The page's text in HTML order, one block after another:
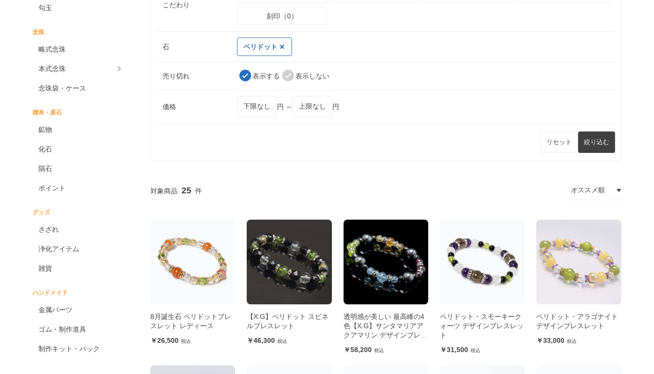
勾玉
念珠
略式念珠
本式念珠
念珠袋・ケース
標本・原石
鉱物
化石
隕石
ポイント
グッズ
さざれ
浄化アイテム
雑貨
ハンドメイド
金属パーツ
ゴム・制作道具
制作キット・パック
こだわり
刻印（0）
石 ペリドット
売り切れ 表示する 表示しない
価格 円 ～ 円
リセット 絞り込む
25
8月誕生石 ペリドットブレ
スレット レディース
26,500
【X.G】ペリドット スピネ
ルブレスレット
46,300
透明感が美しい 最高峰の4
色【X.G】サンタマリアア
クアマリン デザインブレス
58,200
ペリドット・スモーキーク
ォーツ デザインブレスレッ
ト
31,500
ペリドット・アラゴナイト
デザインブレスレット
33,000